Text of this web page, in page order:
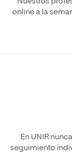
online a la
En UNIR
seguimiento